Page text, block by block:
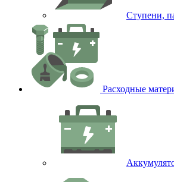
Ступени,
Расходные